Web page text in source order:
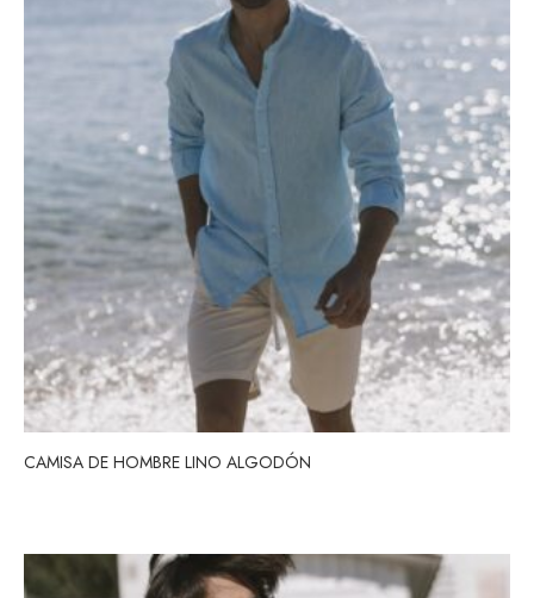
CAMISA DE HOMBRE LINO ALGODÓN